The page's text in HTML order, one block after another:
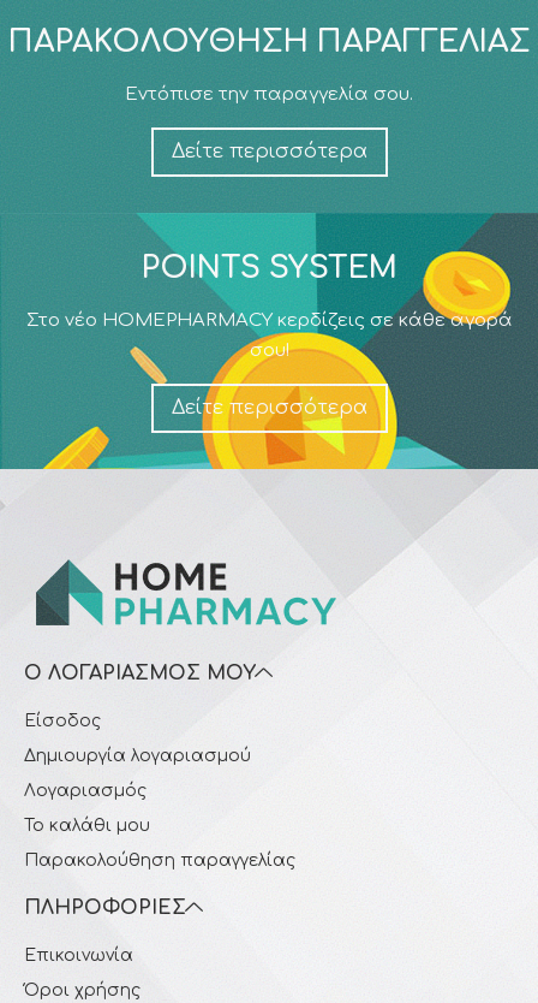
ΠΑΡΑΚΟΛΟΎΘΗΣΗ ΠΑΡΑΓΓΕΛΊΑΣ
Εντόπισε την παραγγελία σου.
Δείτε περισσότερα
POINTS SYSTEM
Στο νέο HOMEPHARMACY κερδίζεις σε κάθε αγορά
σου!
Δείτε περισσότερα
Ο ΛΟΓΑΡΙΑΣΜΌΣ ΜΟΥ
Είσοδος
Δημιουργία λογαριασμού
Λογαριασμός
Το καλάθι μου
Παρακολούθηση παραγγελίας
ΠΛΗΡΟΦΟΡΊΕΣ
Επικοινωνία
Όροι χρήσης